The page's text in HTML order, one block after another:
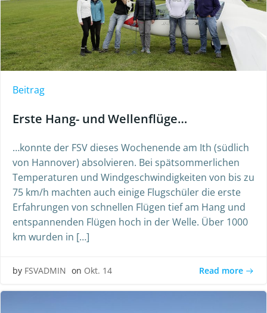
Beitrag
Erste Hang- und Wellenflüge…
…konnte der FSV dieses Wochenende am Ith (südlich
von Hannover) absolvieren. Bei spätsommerlichen
Temperaturen und Windgeschwindigkeiten von bis zu
75 km/h machten auch einige Flugschüler die erste
Erfahrungen von schnellen Flügen tief am Hang und
entspannenden Flügen hoch in der Welle. Über 1000
km wurden in […]
by FSVADMIN on Okt. 14 Read more